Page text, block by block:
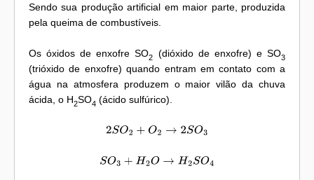
Sendo sua produção artificial em maior parte, produzida
pela queima de combustíveis.
Os óxidos de enxofre SO2 (dióxido de enxofre) e SO3
(trióxido de enxofre) quando entram em contato com a
água na atmosfera produzem o maior vilão da chuva
ácida, o H2SO4 (ácido sulfúrico).
2SO2+ O2 →2 SO3
SO3 +H2O→H 2SO4